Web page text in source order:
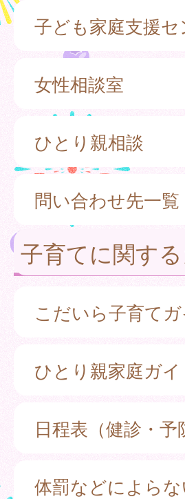
子ども家庭支援セ
女性相談室
ひとり親相談
問い合わせ先一覧
子育てに関す
こだいら子育て
ひとり親家庭ガ
日程表（健診・
体罰などによら